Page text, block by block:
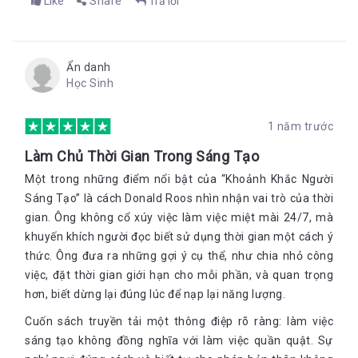
Lấy một tờ giấy, đặt nó nằm ngang trước mặt và chia trang
giấy thành ba cột. Viết “Mục tiêu” vào đầu cột bên phải và “Nơi
giữa. Viết ra ba việc bạn muốn làm nhất vào cột bên phải. Ở
cột bên trái, viết ra nơi bạn đang đứng - những việc bạn hiện
đang làm. Làm sao để nối cột bên trái và bên phải với nhau?
Tất nhiên là thông qua cột giữa. Viết “chiến lược” vào đầu cột
này. Viết vào cột ở giữa cách bạn đi từ cột bên trái (“nơi tôi
đang đứng”) đến cột bên phải (“mục tiêu”). Bạn cần thay đổi
điều gì để đạt được mục tiêu? Các đặc điểm của bạn hỗ trợ
(hoặc cản trở) bạn ra sao trong việc này? Bạn nên và không
nên làm gì? Bạn cần tập trung vào đâu?
Nếu bạn biết mình đang ở đâu và muốn đến được đâu, phần ở
giữa chỉ là bài tập điền vào chỗ trống đơn giản. Đó sẽ là kế
hoạch của bạn, nhưng đừng lập kế hoạch quá cứng nhắc. Suy
cho cùng, không gì dễ thay đổi bằng con người. Vì vậy, hãy
chừa chỗ để điều chỉnh lộ trình của mình.
Hãy tạo dựng phong cách hình ảnh của riêng bạn. Phong
vẫn phải dễ nhận dạng với người khác.- Orson Welles
Ẩn danh
Học Sinh
1 năm trước
Làm Chủ Thời Gian Trong Sáng Tạo
Một trong những điểm nổi bật của “Khoảnh Khắc Người
Sáng Tạo” là cách Donald Roos nhìn nhận vai trò của thời
gian. Ông không cổ xúy việc làm việc miệt mài 24/7, mà
khuyến khích người đọc biết sử dụng thời gian một cách ý
thức. Ông đưa ra những gợi ý cụ thể, như chia nhỏ công
việc, đặt thời gian giới hạn cho mỗi phần, và quan trọng
hơn, biết dừng lại đúng lúc để nạp lại năng lượng.
Cuốn sách truyền tải một thông điệp rõ ràng: làm việc
sáng tạo không đồng nghĩa với làm việc quần quật. Sự